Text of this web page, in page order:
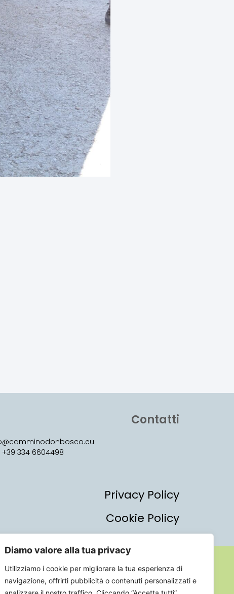
Diamo valore alla tua privacy
Utilizziamo i cookie per migliorare la tua esperienza di
navigazione, offrirti pubblicità o contenuti personalizzati e
Contatti
+39 334 6604498
Privacy Policy
Cookie Policy
e Sapori.